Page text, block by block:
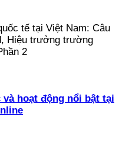
hoạt động nổi bật tại